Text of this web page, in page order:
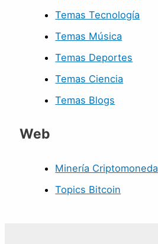
Temas Tecnología
Temas Música
Temas Deportes
Temas Ciencia
Temas Blogs
Web
Minería Criptomoneda
Topics Bitcoin